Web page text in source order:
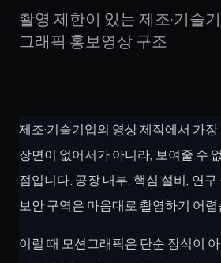
촬영 제한이 있는 제조·기술
그래픽 홍보영상 구조
제조·기술기업의 영상 제작에서 가
장면이 없어서가 아니라, 보여줄 수
점입니다. 공장 내부, 핵심 설비, 연
보안 구역은 마음대로 촬영하기 어
이럴 때 모션그래픽은 단순 장식이